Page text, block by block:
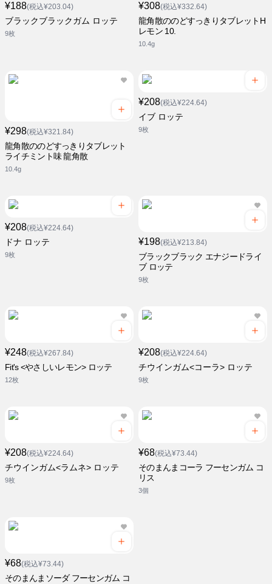
¥188(税込¥203.04)
ブラックブラックガム ロッテ
9枚
¥308(税込¥332.64)
龍角散ののどすっきりタブレットH
レモン 10.
10.4g
¥298(税込¥321.84)
龍角散ののどすっきりタブレット
ライチミント味 龍角散
10.4g
¥208(税込¥224.64)
イブ ロッテ
9枚
¥208(税込¥224.64)
ドナ ロッテ
9枚
¥198(税込¥213.84)
ブラックブラック エナジードライ
ブ ロッテ
9枚
¥248(税込¥267.84)
Fit's <やさしいレモン> ロッテ
12枚
¥208(税込¥224.64)
チウインガム<コーラ> ロッテ
9枚
¥208(税込¥224.64)
チウインガム<ラムネ> ロッテ
9枚
¥68(税込¥73.44)
そのまんまコーラ フーセンガム コ
リス
3個
¥68(税込¥73.44)
そのまんまソーダ フーセンガム コ